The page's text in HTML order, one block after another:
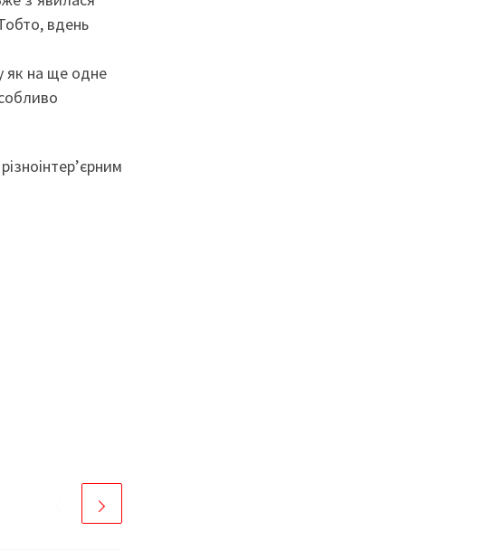
вдень
як на ще одне